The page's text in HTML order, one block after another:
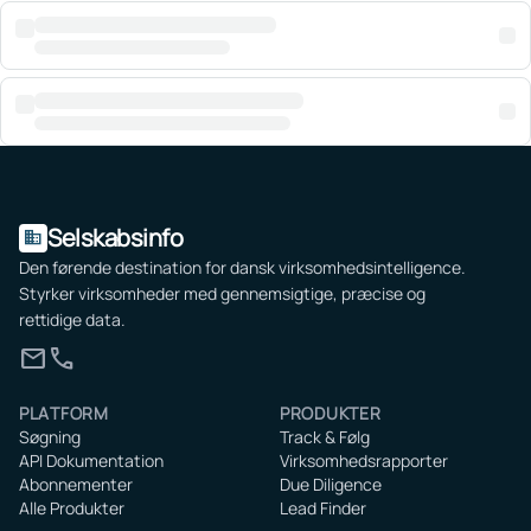
domain Selskabsinfo
Den førende destination for dansk virksomhedsintelligence.
Styrker virksomheder med gennemsigtige, præcise og
rettidige data.
mailcall
PLATFORM
Søgning
API Dokumentation
Abonnementer
Alle Produkter
PRODUKTER
Track & Følg
Virksomhedsrapporter
Due Diligence
Lead Finder